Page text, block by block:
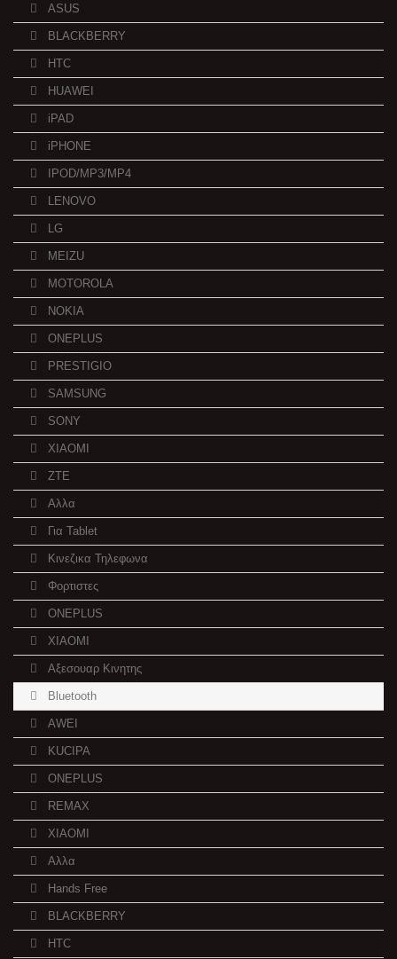
ASUS
BLACKBERRY
HTC
HUAWEI
iPAD
iPHONE
IPOD/MP3/MP4
LENOVO
LG
MEIZU
MOTOROLA
NOKIA
ONEPLUS
PRESTIGIO
SAMSUNG
SONY
XIAOMI
ZTE
Αλλα
Για Tablet
Κινεζικα Τηλεφωνα
Φορτιστες
ONEPLUS
XIAOMI
Αξεσουαρ Κινητης
Bluetooth
AWEI
KUCIPA
ONEPLUS
REMAX
XIAOMI
Αλλα
Hands Free
BLACKBERRY
HTC